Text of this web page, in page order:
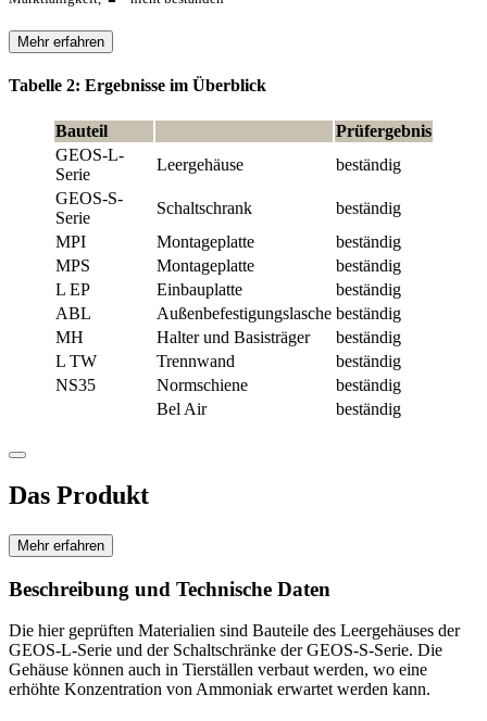
Mehr erfahren
Tabelle 2: Ergebnisse im Überblick
Bauteil
Prüfergebnis
GEOS-L-
Serie
Leergehäuse
beständig
GEOS-S-
Serie
Schaltschrank
beständig
MPI
Montageplatte
beständig
MPS
Montageplatte
beständig
L EP
Einbauplatte
beständig
ABL
Außenbefestigungslasche beständig
MH
Halter und Basisträger
beständig
L TW
Trennwand
beständig
NS35
Normschiene
beständig
Bel Air
beständig
Das Produkt
Mehr erfahren
Beschreibung und Technische Daten
Die hier geprüften Materialien sind Bauteile des Leergehäuses der
GEOS-L-Serie und der Schaltschränke der GEOS-S-Serie. Die
Gehäuse können auch in Tierställen verbaut werden, wo eine
erhöhte Konzentration von Ammoniak erwartet werden kann.